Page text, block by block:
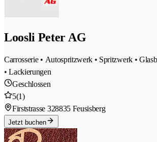
Loosli Peter AG
Carrosserie • Autospritzwerk • Spritzwerk •
• Lackierungen
Geschlossen
5(1)
Firststrasse 328835 Feusisberg
Jetzt buchen